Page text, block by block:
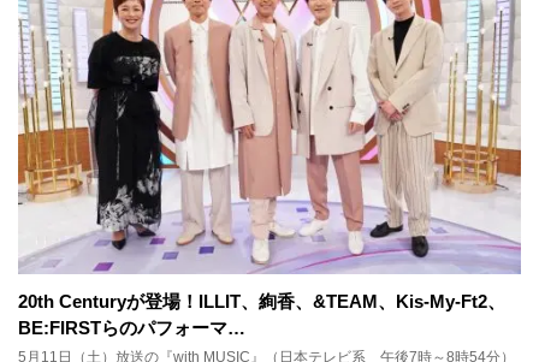
20th Centuryが登場！ILLIT、絢香、&TEAM、Kis-My-Ft2、
BE:FIRSTらのパフォーマ…
5月11日（土）放送の『with MUSIC』（日本テレビ系 午後7時～8時54分）